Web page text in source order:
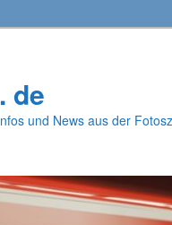
de
und News aus der